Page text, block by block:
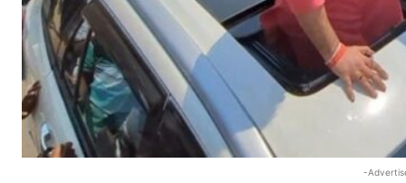
-